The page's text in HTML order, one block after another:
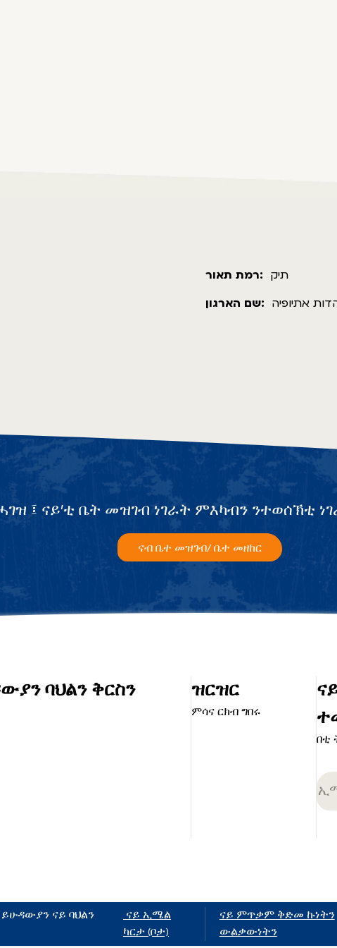
רמת תאור: תיק
שם הארגון: אתיופיה
፤ ናይ’ቲ ቤት መዝገብ ነገራት ምእካብን ንተወሰኽቲ
ናብ ቤተ መዝገብ/ ቤተ መዘከር
ባህልን ቅርስን ዝርዝር
ምሳና ርክብ ግበሩ
በቲ
ናይ ባህልን
ናይ ኢሜል
ካርታ (ቦታ)
ናይ ምጥቃም ቅድመ ኩነትን
ውልቃውነትን